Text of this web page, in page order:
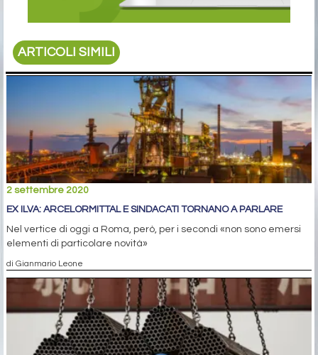
ARTICOLI SIMILI
2 settembre 2020
EX ILVA: ARCELORMITTAL E SINDACATI TORNANO A PARLARE
Nel vertice di oggi a Roma, però, per i secondi «non sono emersi
elementi di particolare novità»
di Gianmario Leone